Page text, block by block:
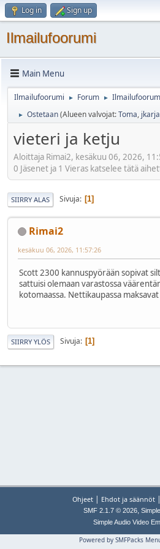
Log in Sign up
Ilmailufoorumi
Main Menu
Ilmailufoorumi ► Forum ►
► Ostetaan(Alueen valvojat:Toma,
vieteri ja ketju
Aloittaja Rimai2, kesäkuu 06, 2026,
0 Jäsenet ja 1 Vieras katselee tätä
SIIRRY ALAS Sivuja 1
Rimai2
kesäkuu 06, 2026, 11:57:26
Scott 2300 kannuspyörään sopivat
sattuisi olemaan varastossa
kotomaassa. Nettikaupassa
SIIRRY YLÖS Sivuja 1
Ohjeet | Ehdot ja säännöt |
SMF 2.1.7 © 2026,
Simple Audio Video
Powered by SMFPacks